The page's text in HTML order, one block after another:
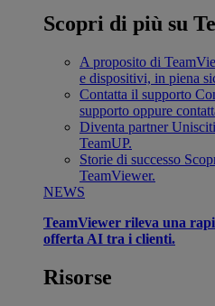
Scopri di più su
A proposito di
e dispositivi, in piena
Contatta il supporto
supporto oppure
Diventa partner
TeamUP.
Storie di successo
TeamViewer.
NEWS
TeamViewer rileva una
offerta AI tra i clienti.
Risorse